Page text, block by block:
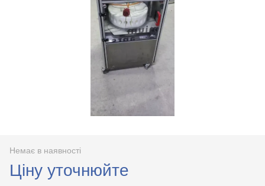
Немає в наявності
Ціну уточнюйте